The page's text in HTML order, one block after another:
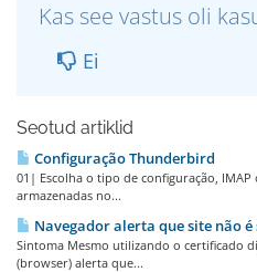
Kas see vastus oli
Ei
Seotud artiklid
Configuração Thunderbird
01| Escolha o tipo de configuração, IMAP
armazenadas no...
Navegador alerta que site não é
Sintoma Mesmo utilizando o certificado
(browser) alerta que...